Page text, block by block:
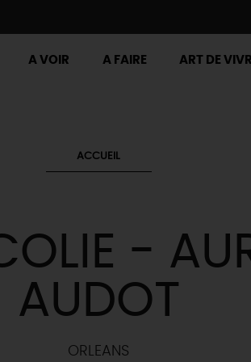
A VOIR A FAIRE ART DE
ACCUEIL
-
AUDOT
ORLEANS